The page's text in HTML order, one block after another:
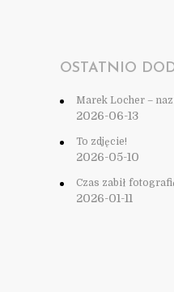
OSTATNIO
Marek Locher –
2026-06-13
To zdjęcie!
2026-05-10
Czas zabił
2026-01-11